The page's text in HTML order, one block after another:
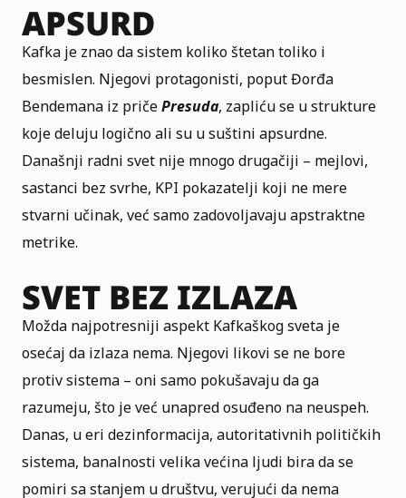
APSURD
Kafka je znao da sistem koliko štetan toliko i
besmislen. Njegovi protagonisti, poput Đorđa
Bendemana iz pričePresuda, zapliću se u strukture
koje deluju logično ali su u suštini apsurdne.
Današnji radni svet nije mnogo drugačiji – mejlovi,
sastanci bez svrhe, KPI pokazatelji koji ne mere
stvarni učinak, već samo zadovoljavaju apstraktne
metrike.
SVET BEZ IZLAZA
Možda najpotresniji aspekt Kafkaškog sveta je
osećaj da izlaza nema. Njegovi likovi se ne bore
protiv sistema – oni samo pokušavaju da ga
razumeju, što je već unapred osuđeno na neuspeh.
Danas, u eri dezinformacija, autoritativnih političkih
sistema, banalnosti velika većina ljudi bira da se
pomiri sa stanjem u društvu, verujući da nema